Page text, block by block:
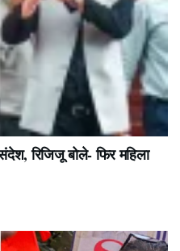
रिजिजू बोले- फिर महिला